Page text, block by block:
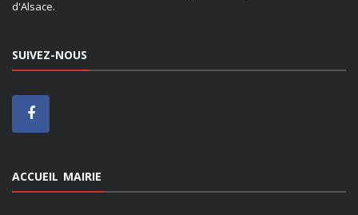
d'Alsace.
SUIVEZ-NOUS
ACCUEIL MAIRIE